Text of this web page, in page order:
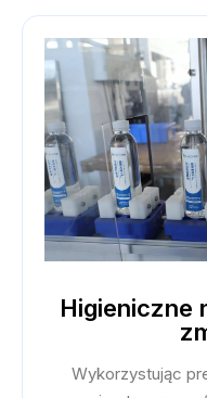
Higieniczne
Wykorzystując